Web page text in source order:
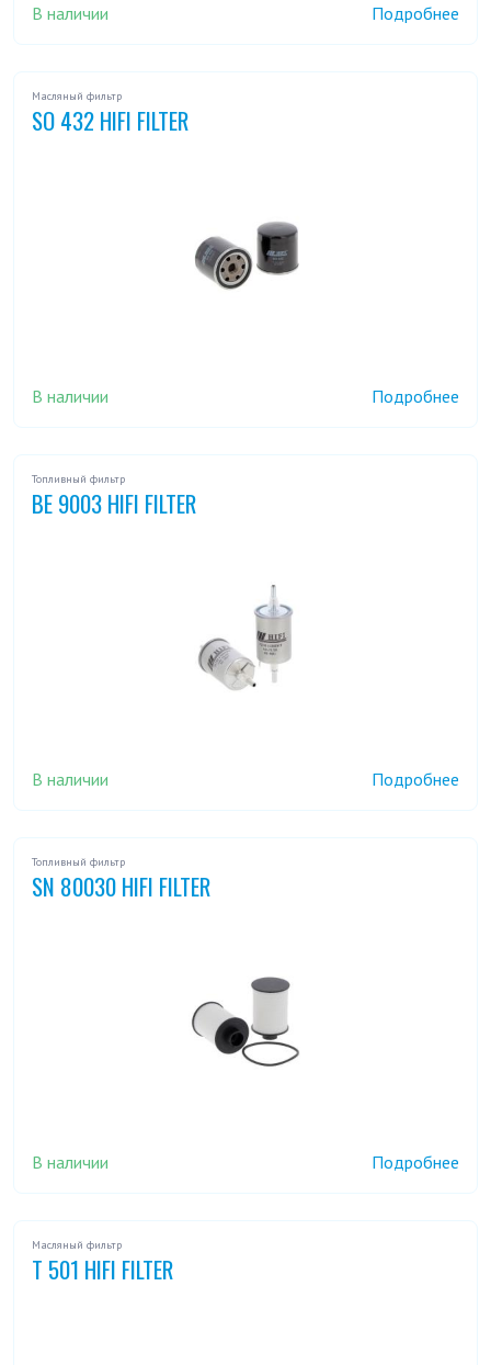
В наличии Подробнее
Масляный фильтр
SO 432 HIFI FILTER
В наличии Подробнее
Топливный фильтр
BE 9003 HIFI FILTER
В наличии Подробнее
Топливный фильтр
SN 80030 HIFI FILTER
В наличии Подробнее
Масляный фильтр
T 501 HIFI FILTER